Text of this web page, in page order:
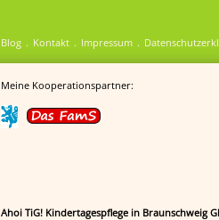
Blog Kontakt Impressum
Meine Kooperationspartner:
Ahoi TiG! Kindertagespflege in Braunschweig